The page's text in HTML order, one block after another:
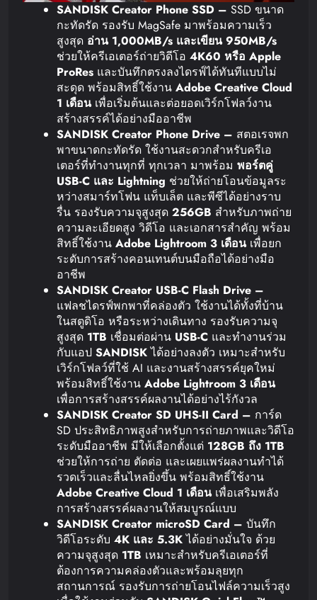
SANDISK Creator Phone SSD – SSD ขนาด
กะทัดรัด รองรับ MagSafe มาพร้อมความเร็ว
สูงสุด อ่าน1,000MB/s และเขียน950MB/s
ช่วยให้ครีเอเตอร์ถ่ายวิดีโอ 4K60 หรือ Apple
ProRes และบันทึกตรงลงไดรฟ์ได้ทันทีแบบไม่
สะดุด พร้อมสิทธิ์ใช้งาน Adobe Creative Cloud
1 เดือนเพื่อเริ่มต้นและต่อยอดเวิร์กโฟลว์งาน
สร้างสรรค์ได้อย่างมืออาชีพ
SANDISK Creator Phone Drive – สตอเรจพก
พาขนาดกะทัดรัด ใช้งานสะดวกสำหรับครีเอ
เตอร์ที่ทำงานทุกที่ ทุกเวลา มาพร้อม พอร์ตคู่
USB-C และ Lightning ช่วยให้ถ่ายโอนข้อมูลระ
หว่างสมาร์ทโฟน แท็บเล็ต และพีซีได้อย่างราบ
รื่น รองรับความจุสูงสุด 256GB สำหรับภาพถ่าย
ความละเอียดสูง วิดีโอ และเอกสารสำคัญ พร้อม
สิทธิ์ใช้งาน Adobe Lightroom 3 เดือนเพื่อยก
ระดับการสร้างคอนเทนต์บนมือถือได้อย่างมือ
อาชีพ
SANDISK Creator USB-C Flash Drive –
แฟลชไดรฟ์พกพาที่คล่องตัว ใช้งานได้ทั้งที่บ้าน
ในสตูดิโอ หรือระหว่างเดินทาง รองรับความจุ
สูงสุด 1TB เชื่อมต่อผ่าน USB-C และทำงานร่วม
กับแอป SANDISKได้อย่างลงตัว เหมาะสำหรับ
เวิร์กโฟลว์ที่ใช้ AI และงานสร้างสรรค์ยุคใหม่
พร้อมสิทธิ์ใช้งาน Adobe Lightroom 3 เดือน
เพื่อการสร้างสรรค์ผลงานได้อย่างไร้กังวล
SANDISK Creator SD UHS-II Card – การ์ด
SD ประสิทธิภาพสูงสำหรับการถ่ายภาพและวิดีโอ
ระดับมืออาชีพ มีให้เลือกตั้งแต่ 128GB ถึง 1TB
ช่วยให้การถ่าย ตัดต่อ และเผยแพร่ผลงานทำได้
รวดเร็วและลื่นไหลยิ่งขึ้น พร้อมสิทธิ์ใช้งาน
Adobe Creative Cloud 1 เดือนเพื่อเสริมพลัง
การสร้างสรรค์ผลงานให้สมบูรณ์แบบ
SANDISK Creator microSD Card – บันทึก
วิดีโอระดับ 4K และ 5.3Kได้อย่างมั่นใจ ด้วย
ความจุสูงสุด 1TB เหมาะสำหรับครีเอเตอร์ที่
ต้องการความคล่องตัวและพร้อมลุยทุก
สถานการณ์ รองรับการถ่ายโอนไฟล์ความเร็วสูง